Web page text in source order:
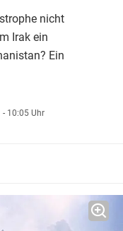
nicht
Irak ein
Ein
- 10:05 Uhr